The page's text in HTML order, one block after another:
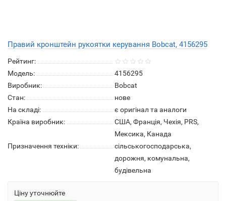
Правий кронштейн рукоятки керування Bobcat, 4156295
Рейтинг:
Модель:
4156295
Виробник:
Bobcat
Стан:
нове
На складі:
є оригінал та аналоги
Країна виробник:
США, Франція, Чехія, PRS,
Мексика, Канада
Призначення техніки:
сільськогосподарська,
дорожня, комунальна,
будівельна
Ціну уточнюйте